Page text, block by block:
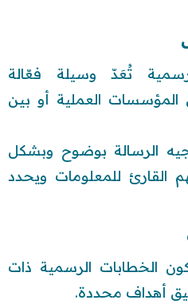
تُعَدّ وسيلة فعّالة
المؤسسات العملية أو بين
الرسالة بوضوح وبشكل
القارئ للمعلومات ويحدد
الخطابات الرسمية ذات
أهداف محددة.